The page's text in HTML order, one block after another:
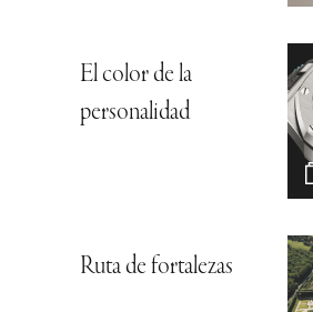
El color de la
personalidad
Ruta de fortalezas